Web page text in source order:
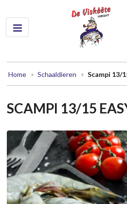
Home Schaaldieren Scampi 13/
SCAMPI 13/15